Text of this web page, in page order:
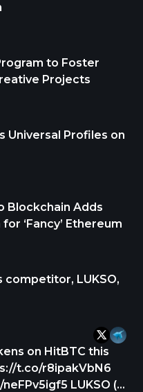
to Foster
Projects
Universal Profiles on
Blockchain Adds
for ‘Fancy’ Ethereum
competitor, LUKSO,
on HitBTC this
LUKSO (